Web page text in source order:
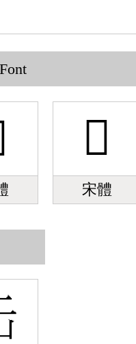
𠙻
宋體